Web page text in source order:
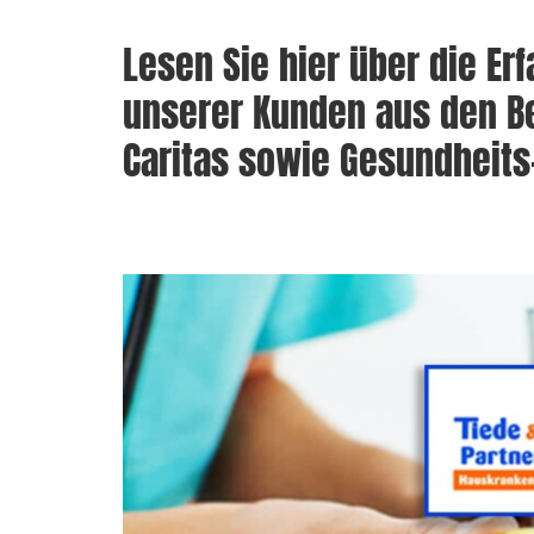
Lesen Sie hier über die
unserer Kunden aus den
Caritas sowie